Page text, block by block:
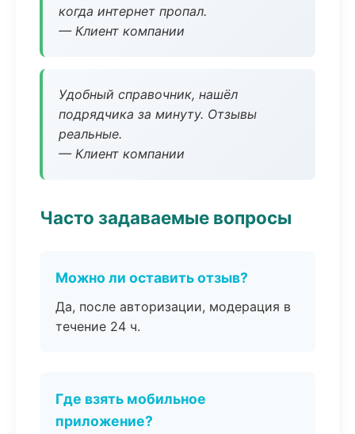
когда интернет пропал.
— Клиент компании
Удобный справочник, нашёл
подрядчика за минуту. Отзывы
реальные.
— Клиент компании
Часто задаваемые вопросы
Можно ли оставить отзыв?
Да, после авторизации, модерация в
течение 24 ч.
Где взять мобильное
приложение?